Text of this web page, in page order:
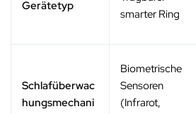
Gerätetyp
smarter Ring
Schlafüberwac
hungsmechani
Biometrische
Sensoren
(Infrarot,